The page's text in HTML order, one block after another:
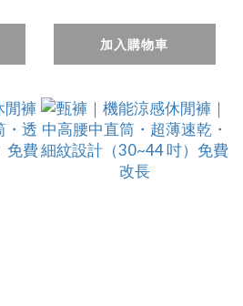
吋）免費改長
加入購物車